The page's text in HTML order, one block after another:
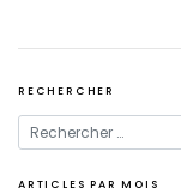
RECHERCHER
ARTICLES PAR MOIS